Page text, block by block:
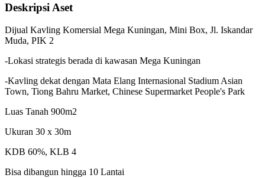
Deskripsi Aset
Dijual Kavling Komersial Mega Kuningan, Mini Box, Jl. Iskandar
Muda, PIK 2
-Lokasi strategis berada di kawasan Mega Kuningan
-Kavling dekat dengan Mata Elang Internasional Stadium Asian
Town, Tiong Bahru Market, Chinese Supermarket People's Park
Luas Tanah 900m2
Ukuran 30 x 30m
KDB 60%, KLB 4
Bisa dibangun hingga 10 Lantai